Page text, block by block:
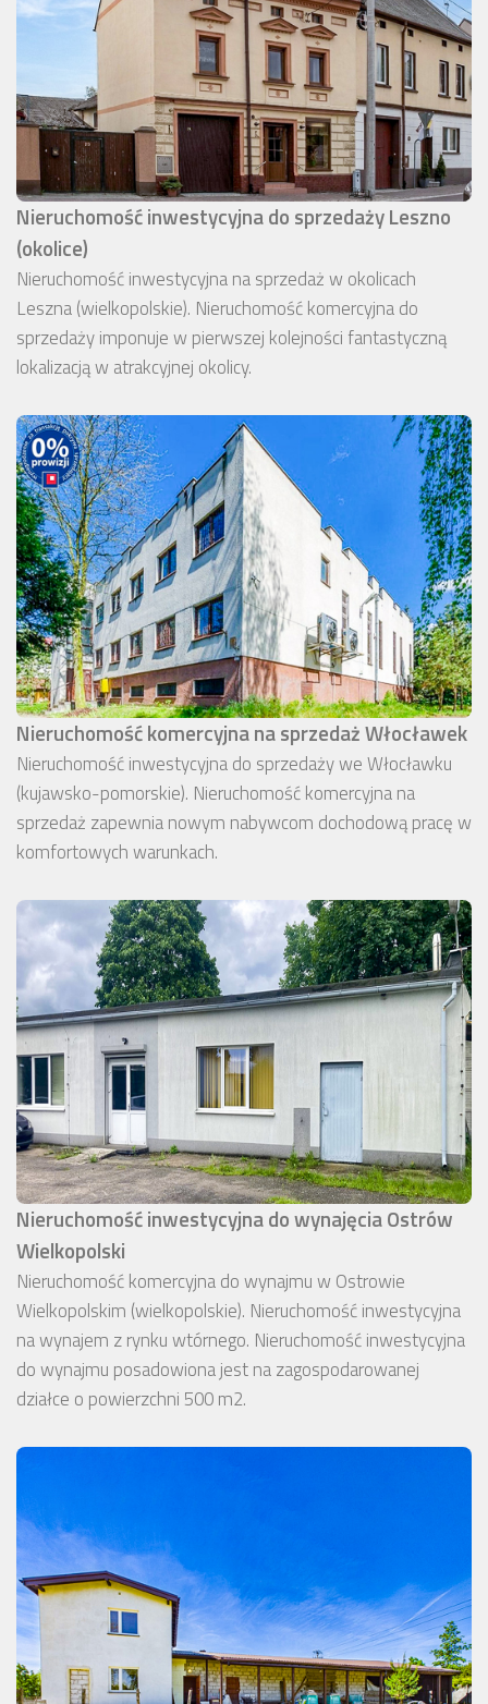
Nieruchomość inwestycyjna do sprzedaży Leszno
(okolice)
Nieruchomość inwestycyjna na sprzedaż w okolicach
Leszna (wielkopolskie). Nieruchomość komercyjna do
sprzedaży imponuje w pierwszej kolejności fantastyczną
lokalizacją w atrakcyjnej okolicy.
Nieruchomość komercyjna na sprzedaż Włocławek
Nieruchomość inwestycyjna do sprzedaży we Włocławku
(kujawsko-pomorskie). Nieruchomość komercyjna na
sprzedaż zapewnia nowym nabywcom dochodową pracę w
komfortowych warunkach.
Nieruchomość inwestycyjna do wynajęcia Ostrów
Wielkopolski
Nieruchomość komercyjna do wynajmu w Ostrowie
Wielkopolskim (wielkopolskie). Nieruchomość inwestycyjna
na wynajem z rynku wtórnego. Nieruchomość inwestycyjna
do wynajmu posadowiona jest na zagospodarowanej
działce o powierzchni 500 m2.